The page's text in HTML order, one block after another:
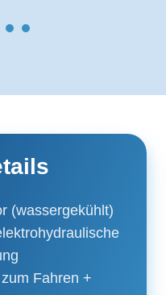
(wassergekühlt)
Fahren +